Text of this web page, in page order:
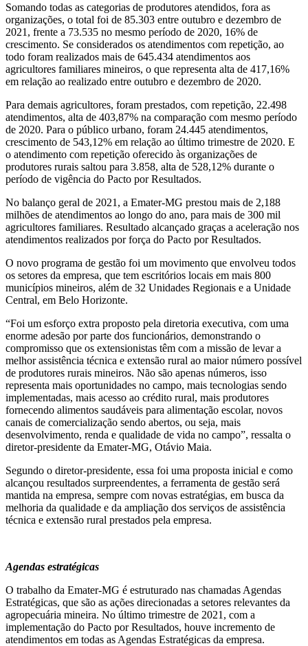
Somando todas as categorias de produtores atendidos, fora as
organizações, o total foi de 85.303 entre outubro e dezembro de
2021, frente a 73.535 no mesmo período de 2020, 16% de
crescimento. Se considerados os atendimentos com repetição, ao
todo foram realizados mais de 645.434 atendimentos aos
agricultores familiares mineiros, o que representa alta de 417,16%
em relação ao realizado entre outubro e dezembro de 2020.
Para demais agricultores, foram prestados, com repetição, 22.498
atendimentos, alta de 403,87% na comparação com mesmo período
de 2020. Para o público urbano, foram 24.445 atendimentos,
crescimento de 543,12% em relação ao último trimestre de 2020. E
o atendimento com repetição oferecido às organizações de
produtores rurais saltou para 3.858, alta de 528,12% durante o
período de vigência do Pacto por Resultados.
No balanço geral de 2021, a Emater-MG prestou mais de 2,188
milhões de atendimentos ao longo do ano, para mais de 300 mil
agricultores familiares. Resultado alcançado graças a aceleração nos
atendimentos realizados por força do Pacto por Resultados.
O novo programa de gestão foi um movimento que envolveu todos
os setores da empresa, que tem escritórios locais em mais 800
municípios mineiros, além de 32 Unidades Regionais e a Unidade
Central, em Belo Horizonte.
“Foi um esforço extra proposto pela diretoria executiva, com uma
enorme adesão por parte dos funcionários, demonstrando o
compromisso que os extensionistas têm com a missão de levar a
melhor assistência técnica e extensão rural ao maior número possível
de produtores rurais mineiros. Não são apenas números, isso
representa mais oportunidades no campo, mais tecnologias sendo
implementadas, mais acesso ao crédito rural, mais produtores
fornecendo alimentos saudáveis para alimentação escolar, novos
canais de comercialização sendo abertos, ou seja, mais
desenvolvimento, renda e qualidade de vida no campo”, ressalta o
diretor-presidente da Emater-MG, Otávio Maia.
Segundo o diretor-presidente, essa foi uma proposta inicial e como
alcançou resultados surpreendentes, a ferramenta de gestão será
mantida na empresa, sempre com novas estratégias, em busca da
melhoria da qualidade e da ampliação dos serviços de assistência
técnica e extensão rural prestados pela empresa.
Agendas estratégicas
O trabalho da Emater-MG é estruturado nas chamadas Agendas
Estratégicas, que são as ações direcionadas a setores relevantes da
agropecuária mineira. No último trimestre de 2021, com a
implementação do Pacto por Resultados, houve incremento de
atendimentos em todas as Agendas Estratégicas da empresa.